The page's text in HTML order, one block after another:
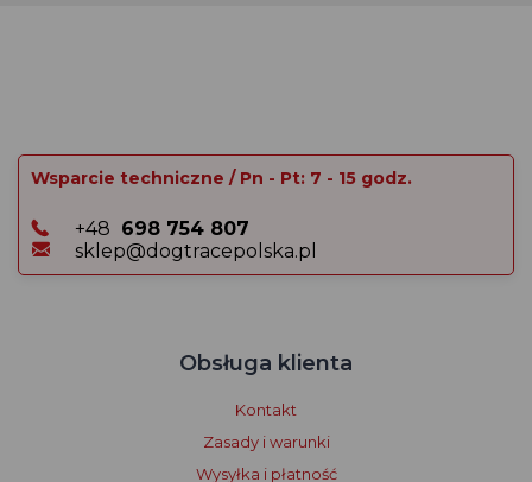
Wsparcie techniczne / Pn - Pt: 7 - 15 godz.
+48 698 754 807
sklep@dogtracepolska.pl
Obsługa klienta
Kontakt
Zasady i warunki
Wysyłka i płatność